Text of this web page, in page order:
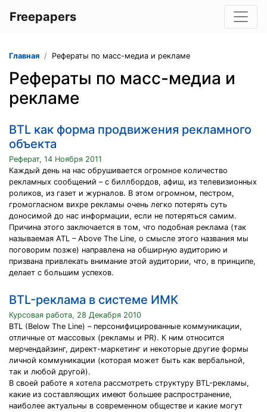
Freepapers
Главная Рефераты по масс-медиа и рекламе
Рефераты по масс-медиа и
рекламе
BTL как форма продвижения рекламного
объекта
Реферат, 14 Ноября 2011
Каждый день на нас обрушивается огромное количество
рекламных сообщений – с биллбордов, афиш, из телевизионных
роликов, из газет и журналов. В этом огромном, пестром,
громогласном вихре рекламы очень легко потерять суть
доносимой до нас информации, если не потеряться самим.
Причина этого заключается в том, что подобная реклама (так
называемая ATL – Above The Line, о смысле этого названия мы
поговорим позже) направлена на обширную аудиторию и
призвана привлекать внимание этой аудитории, что, в принципе,
делает с большим успехов.
BTL-реклама в системе ИМК
Курсовая работа, 28 Декабря 2010
BTL (Below The Line) – персонифицированные коммуникации,
отличные от массовых (рекламы и PR). К ним относится
мерчендайзинг, директ-маркетинг и некоторые другие формы
личной коммуникации (которая может быть как вербальной,
так и любой другой).
В своей работе я хотела рассмотреть структуру BTL-рекламы,
какие из составляющих имеют большее распространение,
наиболее актуальны в современном обществе и какие могут